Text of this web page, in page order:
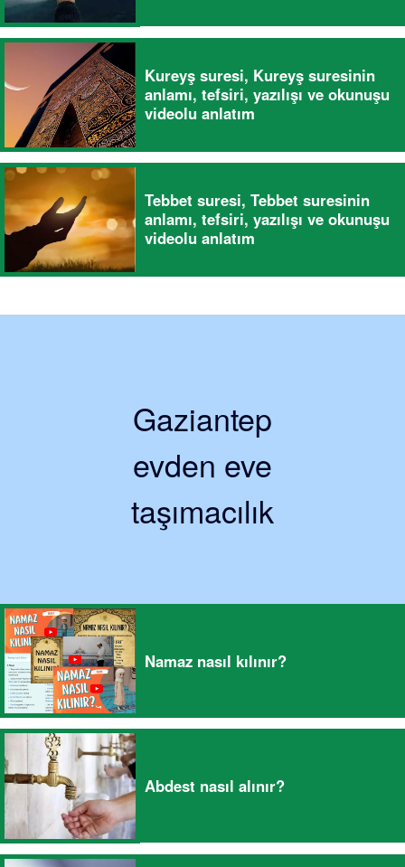
Kureyş suresi, Kureyş suresinin
anlamı, tefsiri, yazılışı ve okunuşu
videolu anlatım
Tebbet suresi, Tebbet suresinin
anlamı, tefsiri, yazılışı ve okunuşu
videolu anlatım
Gaziantep
evden eve
taşımacılık
Namaz nasıl kılınır?
Abdest nasıl alınır?